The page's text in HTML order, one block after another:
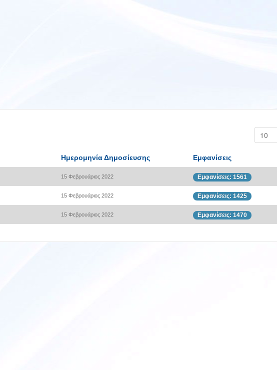
Ημερομηνία Δημοσίευσης Εμφανίσεις
15 Φεβρουάριος 2022 Εμφανίσεις: 1561
15 Φεβρουάριος 2022 Εμφανίσεις: 1425
15 Φεβρουάριος 2022 Εμφανίσεις: 1470